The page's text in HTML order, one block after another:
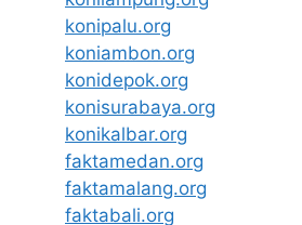
konipalu.org
koniambon.org
konidepok.org
konisurabaya.org
konikalbar.org
faktamedan.org
faktamalang.org
faktabali.org